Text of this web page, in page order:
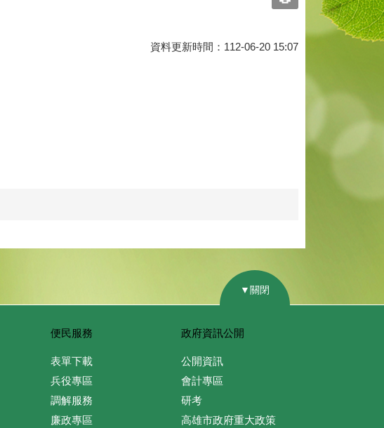
資料更新時間：112-06-20 15:07
▼關閉
便民服務
表單下載
兵役專區
調解服務
廉政專區
政府資訊公開
公開資訊
會計專區
研考
高雄市政府重大政策